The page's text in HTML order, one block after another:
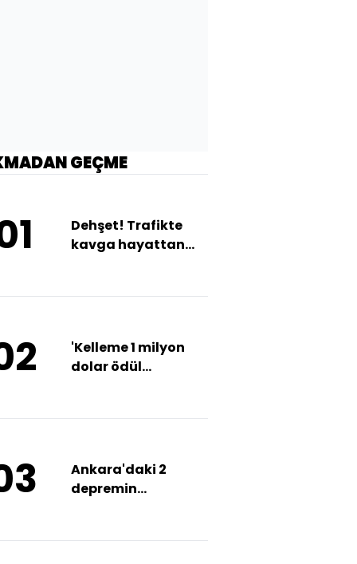
GEÇME
Dehşet! Trafikte
kavga hayattan
'Kelleme 1 milyon
dolar ödül
arayla 2. saldırı!
Ankara'daki 2
depremin
Başkent'e kritik